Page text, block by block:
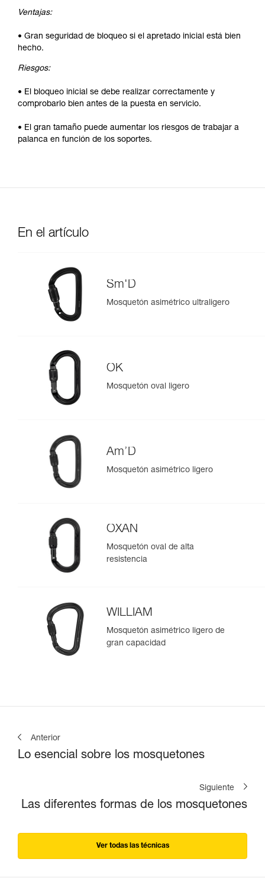
Ventajas:
• Gran seguridad de bloqueo si el apretado inicial está bien
hecho.
Riesgos:
• El bloqueo inicial se debe realizar correctamente y
comprobarlo bien antes de la puesta en servicio.
• El gran tamaño puede aumentar los riesgos de trabajar a
palanca en función de los soportes.
En el artículo
Sm'D
Mosquetón asimétrico ultraligero
OK
Mosquetón oval ligero
Am’D
Mosquetón asimétrico ligero
OXAN
Mosquetón oval de alta
resistencia
WILLIAM
Mosquetón asimétrico ligero de
gran capacidad
Anterior
Lo esencial sobre los mosquetones
Siguiente
Las diferentes formas de los mosquetones
Ver todas las técnicas